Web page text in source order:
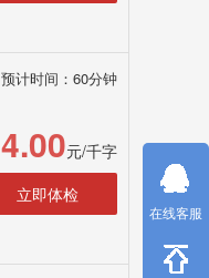
预计时间：60分钟
4.00元/千字
立即体检
在线客服